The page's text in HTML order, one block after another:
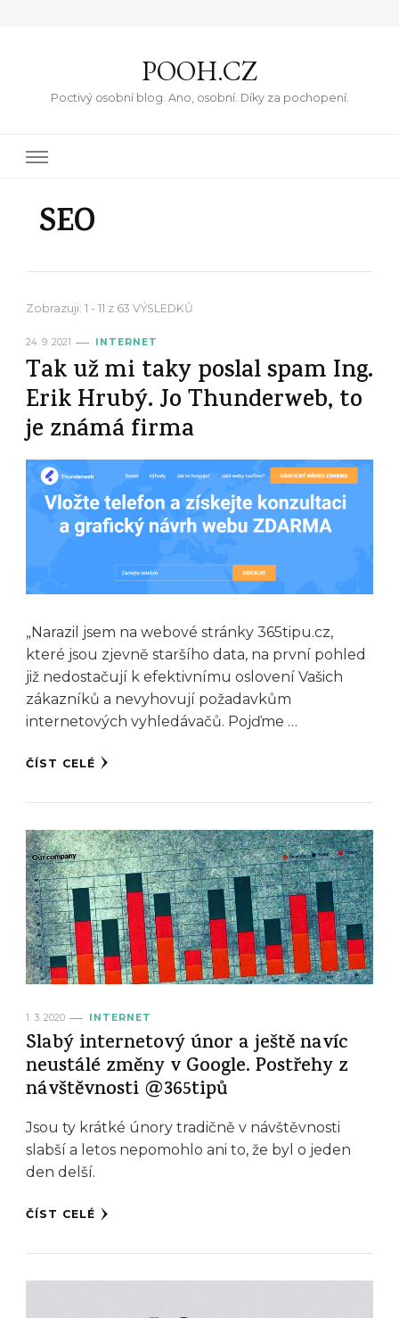
POOH.CZ
Poctivý osobní blog. Ano, osobní. Díky za pochopení.
SEO
Zobrazuji: 1 - 11 z 63 VÝSLEDKŮ
24. 9. 2021 INTERNET
Tak už mi taky poslal spam Ing.
Erik Hrubý. Jo Thunderweb, to
je známá firma
„Narazil jsem na webové stránky 365tipu.cz,
které jsou zjevně staršího data, na první pohled
již nedostačují k efektivnímu oslovení Vašich
zákazníků a nevyhovují požadavkům
internetových vyhledávačů. Pojďme …
ČÍST CELÉ
1. 3. 2020 INTERNET
Slabý internetový únor a ještě navíc
neustálé změny v Google. Postřehy z
návštěvnosti @365tipů
Jsou ty krátké únory tradičně v návštěvnosti
slabší a letos nepomohlo ani to, že byl o jeden
den delší.
ČÍST CELÉ